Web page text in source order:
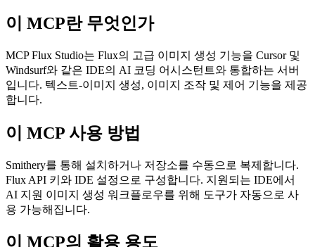
이 MCP란 무엇인가
MCP Flux Studio는 Flux의 고급 이미지 생성 기능을 Cursor 및
Windsurf와 같은 IDE의 AI 코딩 어시스턴트와 통합하는 서버
입니다. 텍스트-이미지 생성, 이미지 조작 및 제어 기능을 제공
합니다.
이 MCP 사용 방법
Smithery를 통해 설치하거나 저장소를 수동으로 복제합니다.
Flux API 키와 IDE 설정으로 구성합니다. 지원되는 IDE에서
AI 지원 이미지 생성 워크플로우를 위해 도구가 자동으로 사
용 가능해집니다.
이 MCP의 활용 용도